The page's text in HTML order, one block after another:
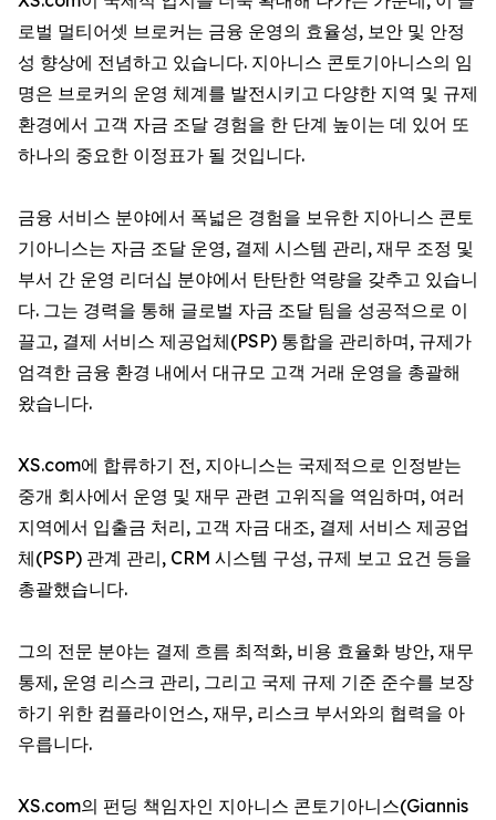
로벌 멀티어셋 브로커는 금융 운영의 효율성, 보안 및 안정
성 향상에 전념하고 있습니다. 지아니스 콘토기아니스의 임
명은 브로커의 운영 체계를 발전시키고 다양한 지역 및 규제
환경에서 고객 자금 조달 경험을 한 단계 높이는 데 있어 또
하나의 중요한 이정표가 될 것입니다.
금융 서비스 분야에서 폭넓은 경험을 보유한 지아니스 콘토
기아니스는 자금 조달 운영, 결제 시스템 관리, 재무 조정 및
부서 간 운영 리더십 분야에서 탄탄한 역량을 갖추고 있습니
다. 그는 경력을 통해 글로벌 자금 조달 팀을 성공적으로 이
끌고, 결제 서비스 제공업체(PSP) 통합을 관리하며, 규제가
엄격한 금융 환경 내에서 대규모 고객 거래 운영을 총괄해
왔습니다.
XS.com에 합류하기 전, 지아니스는 국제적으로 인정받는
중개 회사에서 운영 및 재무 관련 고위직을 역임하며, 여러
지역에서 입출금 처리, 고객 자금 대조, 결제 서비스 제공업
체(PSP) 관계 관리, CRM 시스템 구성, 규제 보고 요건 등을
총괄했습니다.
그의 전문 분야는 결제 흐름 최적화, 비용 효율화 방안, 재무
통제, 운영 리스크 관리, 그리고 국제 규제 기준 준수를 보장
하기 위한 컴플라이언스, 재무, 리스크 부서와의 협력을 아
우릅니다.
XS.com의 펀딩 책임자인 지아니스 콘토기아니스(Giannis